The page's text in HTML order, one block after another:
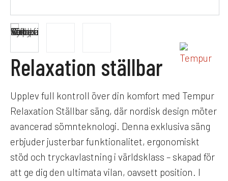
Relaxation ställbar
Upplev full kontroll över din komfort med Tempur
Relaxation Ställbar säng, där nordisk design möter
avancerad sömnteknologi. Denna exklusiva säng
erbjuder justerbar funktionalitet, ergonomiskt
stöd och tryckavlastning i världsklass – skapad för
att ge dig den ultimata vilan, oavsett position. I